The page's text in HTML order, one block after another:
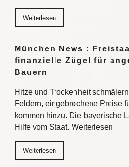
Weiterlesen
München News :
finanzielle Zügel für
Bauern
Hitze und Trockenheit
Feldern, eingebrochene Preise
kommen hinzu. Die bayerische
Hilfe vom Staat. Weiterlesen
Weiterlesen